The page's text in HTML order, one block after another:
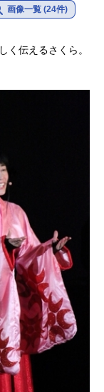
画像一覧 (24件)
く伝えるさくら。